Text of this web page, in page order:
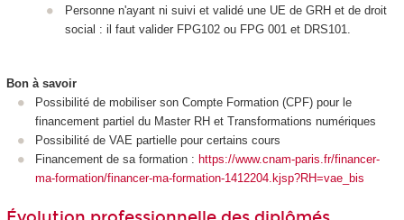
Personne n'ayant ni suivi et validé une UE de GRH et de droit
social : il faut valider FPG102 ou FPG 001 et DRS101.
Bon à savoir
Possibilité de mobiliser son Compte Formation (CPF) pour le
financement partiel du Master RH et Transformations numériques
Possibilité de VAE partielle pour certains cours
Financement de sa formation : https://www.cnam-paris.fr/financer-
ma-formation/financer-ma-formation-1412204.kjsp?RH=vae_bis